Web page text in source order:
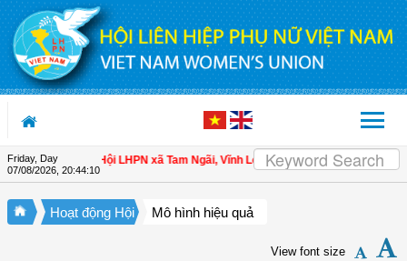
Skip to Content
Friday, Day
07/08/2026, 20:44:11
hội viên | Hội LHPN xã Tam Ngãi, Vĩnh Long sơ kết công tác Hội và phong
Hoạt động Hội Mô hình hiệu quả
View font size